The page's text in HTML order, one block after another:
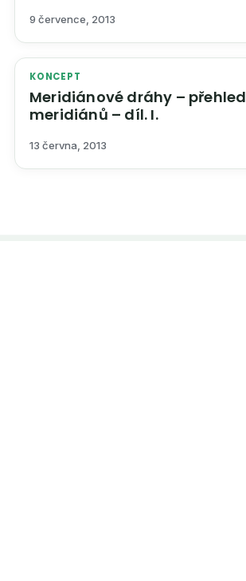
9 července, 2013
KONCEPT
Meridiánové dráhy – přehled
meridiánů – díl. I.
13 června, 2013